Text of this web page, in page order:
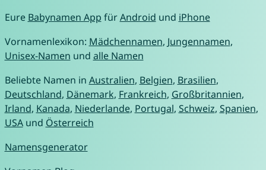
Eure Babynamen App fürAndroid und iPhone
Vornamenlexikon: Mädchennamen, Jungennamen,
Unisex-Namen und alle Namen
Beliebte Namen in Australien, Belgien, Brasilien,
Deutschland, Dänemark, Frankreich, Großbritannien,
Irland, Kanada, Niederlande, Portugal, Schweiz, Spanien,
USAund Österreich
Namensgenerator